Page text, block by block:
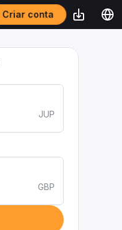
Criar conta
JUP
GBP